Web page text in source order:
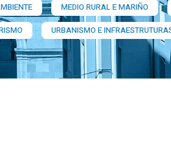
MEDIO RURAL E MARIÑO
URBANISMO E